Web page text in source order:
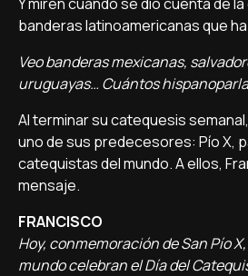
banderas latinoamericanas que
Veo banderas mexicanas,
uruguayas… Cuántos
Al terminar su catequesis
uno de sus predecesores: Pío X,
catequistas del mundo. A ellos,
mensaje.
FRANCISCO
Hoy, conmemoración de San Pío
mundo celebran el Día del